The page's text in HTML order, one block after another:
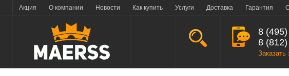
Акция О компании Новости Как купить Услуги Доставка Гарантия
8
8
Заказать